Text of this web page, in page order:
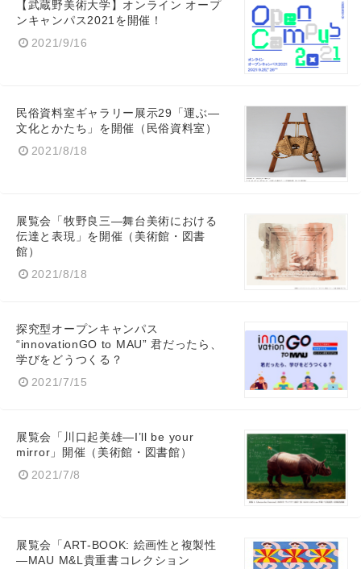
【武蔵野美術大学】オンライン オープ
ンキャンパス2021を開催！
2021/9/16
民俗資料室ギャラリー展示29「運ぶ—
文化とかたち」を開催（民俗資料室）
2021/8/18
展覧会「牧野良三—舞台美術における
伝達と表現」を開催（美術館・図書
館）
2021/8/18
探究型オープンキャンパス
“innovationGO to MAU” 君だったら、
学びをどうつくる？
2021/7/15
展覧会「川口起美雄—I’ll be your
mirror」開催（美術館・図書館）
2021/7/8
展覧会「ART-BOOK: 絵画性と複製性
—MAU M&L貴重書コレクション